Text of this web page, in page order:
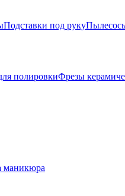
Подставки под руку
полировкиФрезы
маникюра